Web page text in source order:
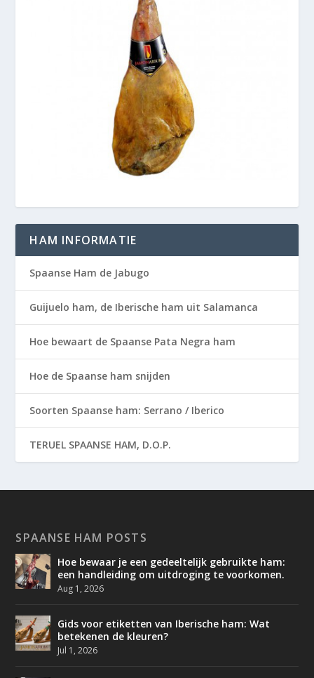
HAM INFORMATIE
Spaanse Ham de Jabugo
Guijuelo ham, de Iberische ham uit Salamanca
Hoe bewaart de Spaanse Pata Negra ham
Hoe de Spaanse ham snijden
Soorten Spaanse ham: Serrano / Iberico
TERUEL SPAANSE HAM, D.O.P.
SPAANSE HAM POSTS
Hoe bewaar je een gedeeltelijk gebruikte ham:
een handleiding om uitdroging te voorkomen.
Aug 1, 2026
Gids voor etiketten van Iberische ham: Wat
betekenen de kleuren?
Jul 1, 2026